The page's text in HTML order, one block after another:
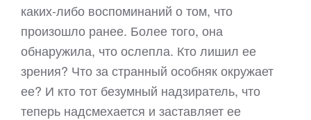
каких-либо воспоминаний о том, что
произошло ранее. Более того, она
обнаружила, что ослепла. Кто лишил ее
зрения? Что за странный особняк окружает
ее? И кто тот безумный надзиратель, что
теперь надсмехается и заставляет ее